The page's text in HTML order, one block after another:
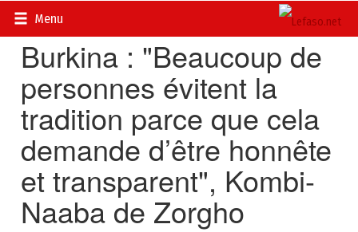
Menu
Accueil>
Burkina : "Beaucoup de
personnes évitent la
tradition parce que cela
demande d’être honnête
et transparent", Kombi-
Naaba de Zorgho